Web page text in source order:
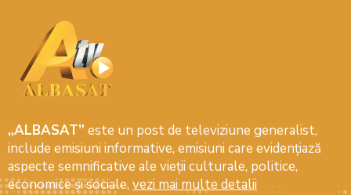
„ALBASAT” este un post de televiziune generalist,
include emisiuni informative, emisiuni care evidenţiază
aspecte semnificative ale vieţii culturale, politice,
economice şi sociale, vezi mai multe detalii